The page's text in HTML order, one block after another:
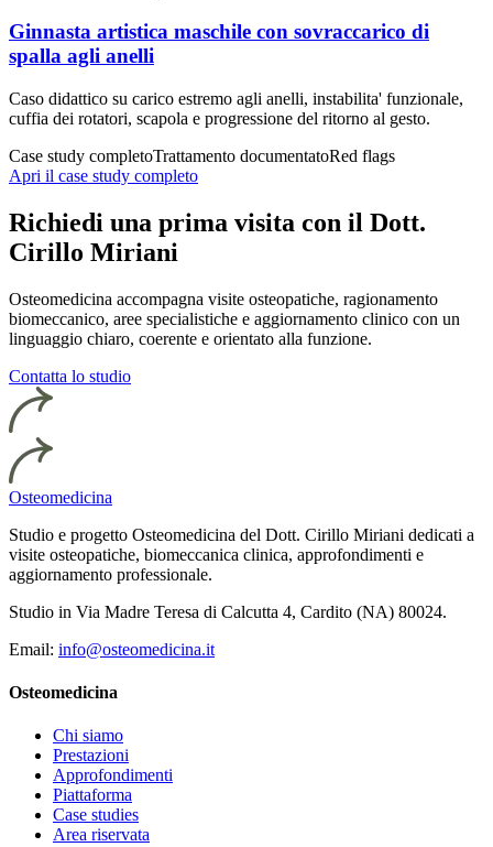
Ginnasta artistica maschile con sovraccarico di
spalla agli anelli
Caso didattico su carico estremo agli anelli, instabilita' funzionale,
cuffia dei rotatori, scapola e progressione del ritorno al gesto.
Case study completoTrattamento documentatoRed flags
Apri il case study completo
Richiedi una prima visita con il Dott.
Cirillo Miriani
Osteomedicina accompagna visite osteopatiche, ragionamento
biomeccanico, aree specialistiche e aggiornamento clinico con un
linguaggio chiaro, coerente e orientato alla funzione.
Contatta lo studio
Osteomedicina
Studio e progetto Osteomedicina del Dott. Cirillo Miriani dedicati a
visite osteopatiche, biomeccanica clinica, approfondimenti e
aggiornamento professionale.
Studio in Via Madre Teresa di Calcutta 4, Cardito (NA) 80024.
Email: info@osteomedicina.it
Osteomedicina
Chi siamo
Prestazioni
Approfondimenti
Piattaforma
Case studies
Area riservata